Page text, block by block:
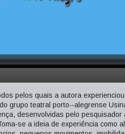
pelos quais a autora
grupo teatral porto-­‐alegrense
desenvolvidas pelo
a ideia de experiência como